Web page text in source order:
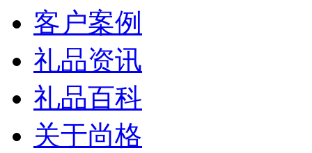
客户案例
礼品资讯
礼品百科
关于尚格